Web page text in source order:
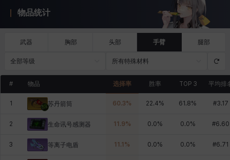
物品统计
武器 胸部 头部 手臂 腿部
全部等级 所有特殊材料
# 物品 选择率 胜率 TOP 3 平均排
1 苏丹箭筒 60.3% 22.4% 61.8% #3.17
2 生命讯号感测器 11.9% 0.0% 0.0% #6.60
3 等离子电盾 11.1 % 0.0% 0.0% #6.71